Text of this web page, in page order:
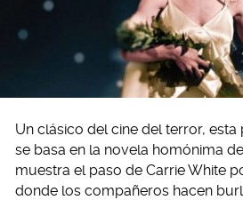
Un clásico del cine del terror,
se basa en la novela homónima
muestra el paso de Carrie White
donde los compañeros hacen